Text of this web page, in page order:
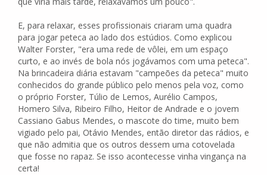
E, para relaxar, esses profissionais criaram uma quadra
para jogar peteca ao lado dos estúdios. Como explicou
Walter Forster, "era uma rede de vôlei, em um espaço
curto, e ao invés de bola nós jogávamos com uma peteca".
Na brincadeira diária estavam "campeões da peteca" muito
conhecidos do grande público pelo menos pela voz, como
o próprio Forster, Túlio de Lemos, Aurélio Campos,
Homero Silva, Ribeiro Filho, Heitor de Andrade e o jovem
Cassiano Gabus Mendes, o mascote do time, muito bem
vigiado pelo pai, Otávio Mendes, então diretor das rádios, e
que não admitia que os outros dessem uma cotovelada
que fosse no rapaz. Se isso acontecesse vinha vingança na
certa!